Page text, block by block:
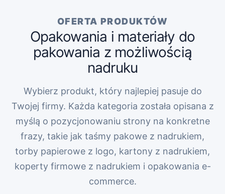
OFERTA PRODUKTÓW
Opakowania i materiały do
pakowania z możliwością
nadruku
Wybierz produkt, który najlepiej pasuje do
Twojej firmy. Każda kategoria została opisana z
myślą o pozycjonowaniu strony na konkretne
frazy, takie jak taśmy pakowe z nadrukiem,
torby papierowe z logo, kartony z nadrukiem,
koperty firmowe z nadrukiem i opakowania e-
commerce.